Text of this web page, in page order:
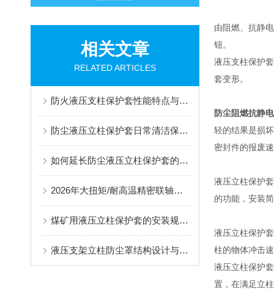
相关文章
RELATED ARTICLES
防火液压支柱保护套性能特点与阻燃防护应用
防尘液压立柱保护套日常清洁保养与更换规范
如何延长防尘液压立柱保护套的使用寿命？
2026年大扭矩/耐高温精密联轴器定制找哪家？能实现精准定制的优质厂家盘点
煤矿用液压立柱保护套的安装规范与使用寿命提升方案
液压支架立柱防尘罩结构设计与密封防护原理
由阻燃、抗静
钮。
液压支柱保护
套变形。
防尘阻燃抗静
轻的结果是损
密封件的报废
液压立柱保护
的功能，安装
液压立柱保护
柱的物体冲击
液压立柱保护
置，在满足立